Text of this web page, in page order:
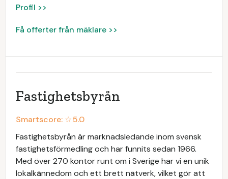
Profil >>
Få offerter från mäklare >>
Fastighetsbyrån
Smartscore: ☆5.0
Fastighetsbyrån är marknadsledande inom svensk
fastighetsförmedling och har funnits sedan 1966.
Med över 270 kontor runt om i Sverige har vi en unik
lokalkännedom och ett brett nätverk, vilket gör att